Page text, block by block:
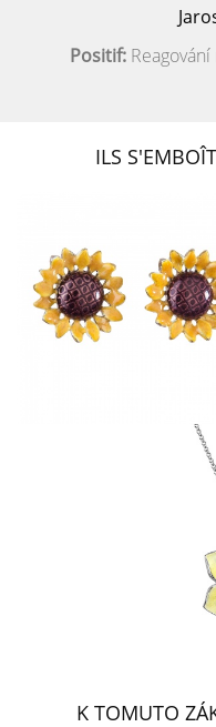
Positif:Reagování
ILS
K TOMUTO